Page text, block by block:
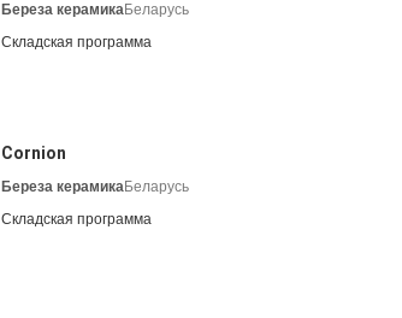
Береза керамикаБеларусь
Складская программа
Cornion
Береза керамикаБеларусь
Складская программа